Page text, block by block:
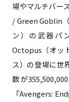
場やマルチバー
/ Green Goblin
ン）の武器パ
Octopus（オッ
ス）の登場に世
数が
『Avengers: